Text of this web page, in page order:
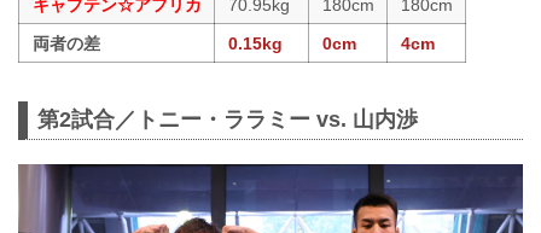
キャプテン☆アフリカ
70.95kg 180cm
180cm
両者の差
0.15kg 0cm 4cm
第2試合／トニー・ララミー vs. 山内渉